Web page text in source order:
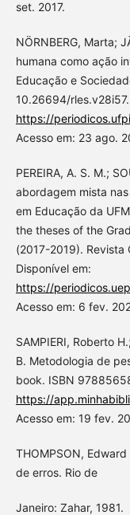
set. 2017.
NÖRNBERG, Marta;
humana como ação
Educação e
10.26694/
https://
Acesso em: 23 ago.
PEREIRA, A. S. M.;
abordagem mista
em Educação da
the theses of the
(2017-2019). Revista
Disponível em:
https://
Acesso em: 6 fev.
SAMPIERI, Roberto
B. Metodologia de
book. ISBN
https://
Acesso em: 19 fev.
THOMPSON,
de erros. Rio de
Janeiro: Zahar, 1981.